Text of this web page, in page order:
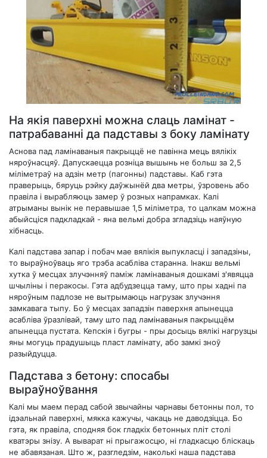
На якія паверхні можна слаць ламінат -
патрабаванні да падставы з боку ламінату
Аснова пад ламінаваныя пакрыццё не павінна мець вялікіх
няроўнасцяў. Дапускаецца розніца вышынь не больш за 2,5
міліметраў на адзін метр (пагонны) падставы. Каб гэта
праверыць, бяруць рэйку даўжынёй два метры, ўзровень або
правіла і вырабляюць замер ў розных напрамках. Калі
атрыманы вынік не перавышае 1,5 міліметра, то цалкам можна
абыйсціся падкладкай - яна вельмі добра згладзіць наяўную
хібнасць.
Калі падстава запар і побач мае вялікія выпукласці і западзіны,
то выраўноўваць яго трэба асабліва старанна. Інакш вельмі
хутка ў месцах злучэнняў паміж ламінаваныя дошкамі з'явяцца
шчыліны і перакосы. Гэта адбудзецца таму, што пры хадні па
няроўным падлозе не вытрымаюць нагрузак злучэння
замкавага тыпу. Бо ў месцах западзін паверхня апынецца
асабліва ўразлівай, таму што пад ламінаваныя пакрыццём
апынецца пустата. Кепскія і бугры - пры досыць вялікі нагрузцы
яны могуць прадушыць пласт ламінату, або замкі зноў
разыйдуцца.
Падстава з бетону: спосабы
выраўноўвання
Калі мы маем перад сабой звычайны чарнавы бетонны пол, то
ідэальнай паверхні, мякка кажучы, чакаць не даводзіцца. Бо
гэта, як правіла, сподняя бок гладкіх бетонных пліт столі
кватэры знізу. А выварат ні прыгажосцю, ні гладкасцю бліскаць
не абавязаная. Што ж, разгледзім, наколькі наша падстава